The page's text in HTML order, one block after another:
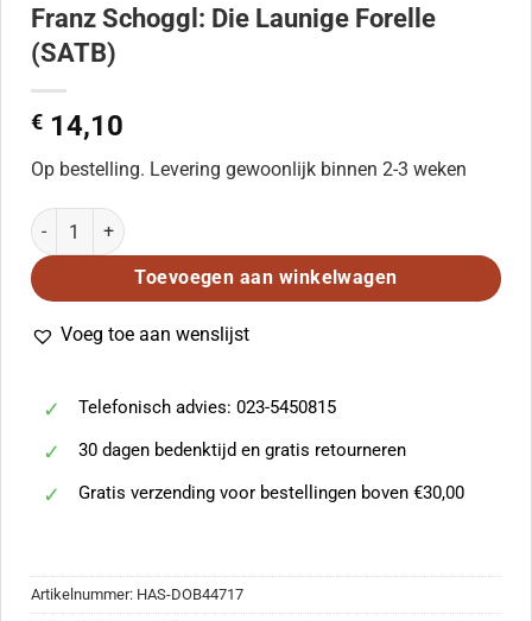
Franz Schoggl: Die Launige Forelle
(SATB)
€ 14,10
Op bestelling. Levering gewoonlijk binnen 2-3 weken
Franz Schoggl: Die Launige Forelle (SATB) aantal
Toevoegen aan winkelwagen
Voeg toe aan wenslijst
Telefonisch advies: 023-5450815
30 dagen bedenktijd en gratis retourneren
Gratis verzending voor bestellingen boven €30,00
Artikelnummer: HAS-DOB44717